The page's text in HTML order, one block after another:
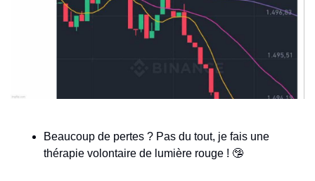
Beaucoup de pertes ? Pas du tout, je fais une
thérapie volontaire de lumière rouge ! 🤥